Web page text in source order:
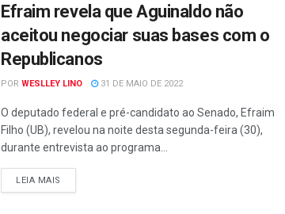
Efraim revela que Aguinaldo não
aceitou negociar suas bases com o
Republicanos
POR WESLLEY LINO 31 DE MAIO DE 2022
O deputado federal e pré-candidato ao Senado, Efraim
Filho (UB), revelou na noite desta segunda-feira (30),
durante entrevista ao programa...
LEIA MAIS